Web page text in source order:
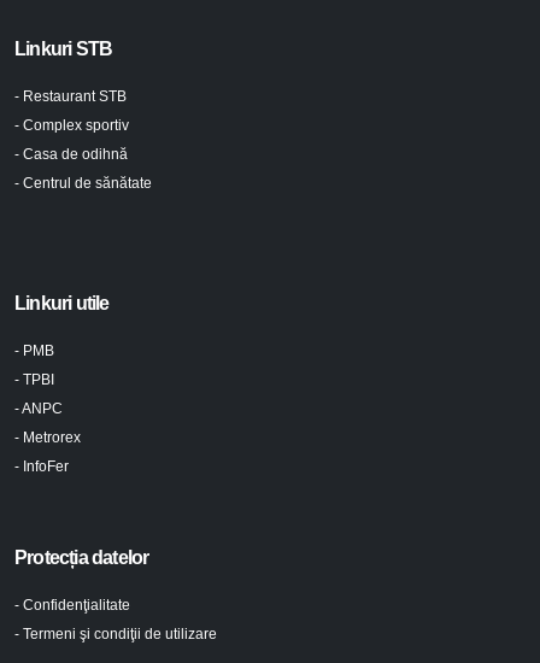
Linkuri STB
- Restaurant STB
- Complex sportiv
- Casa de odihnă
- Centrul de sănătate
Linkuri utile
- PMB
- TPBI
- ANPC
- Metrorex
- InfoFer
Protecția datelor
- Confidenţialitate
- Termeni şi condiţii de utilizare